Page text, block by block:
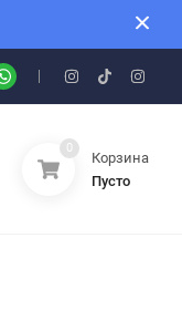
0
Корзина
Пусто